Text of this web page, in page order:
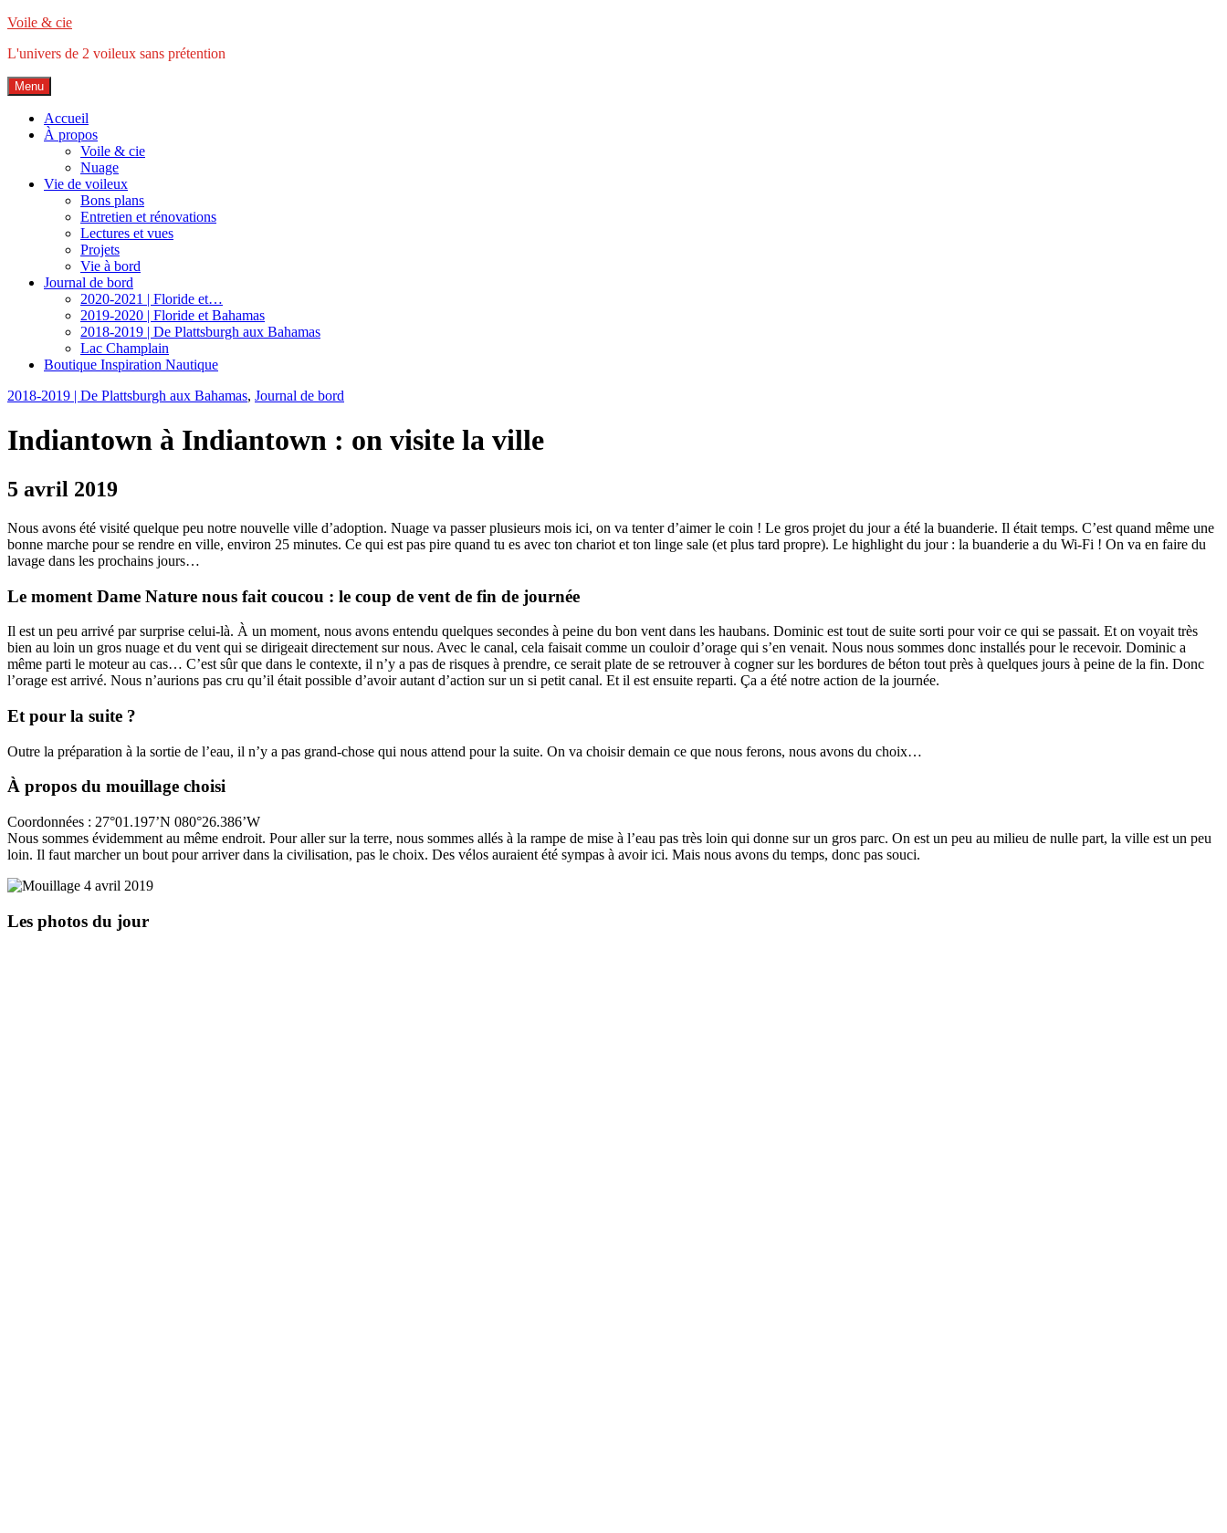
Accéder
contenu
Voile & cie
L'univers de 2 voileux sans prétention
Menu
Accueil
À propos
Voile & cie
Nuage
Vie de voileux
Bons plans
Entretien et rénovations
Lectures et vues
Projets
Vie à bord
Journal de bord
2020-2021 | Floride et…
2019-2020 | Floride et Bahamas
2018-2019 | De Plattsburgh aux Bahamas
Lac Champlain
Boutique Inspiration Nautique
2018-2019 | De Plattsburgh aux Bahamas, Journal de bord
Indiantown à Indiantown : on visite la ville
5 avril 2019
Nous avons été visité quelque peu notre nouvelle ville d’adoption. Nuage va passer plusieurs mois ici, on va tenter d’aimer le coin ! Le gros projet du jour a été la buanderie. Il était temps. C’est quand même une
bonne marche pour se rendre en ville, environ 25 minutes. Ce qui est pas pire quand tu es avec ton chariot et ton linge sale (et plus tard propre). Le highlight du jour : la buanderie a du Wi-Fi ! On va en faire du
lavage dans les prochains jours…
Le moment Dame Nature nous fait coucou : le coup de vent de fin de journée
Il est un peu arrivé par surprise celui-là. À un moment, nous avons entendu quelques secondes à peine du bon vent dans les haubans. Dominic est tout de suite sorti pour voir ce qui se passait. Et on voyait très
bien au loin un gros nuage et du vent qui se dirigeait directement sur nous. Avec le canal, cela faisait comme un couloir d’orage qui s’en venait. Nous nous sommes donc installés pour le recevoir. Dominic a
même parti le moteur au cas… C’est sûr que dans le contexte, il n’y a pas de risques à prendre, ce serait plate de se retrouver à cogner sur les bordures de béton tout près à quelques jours à peine de la fin. Donc
l’orage est arrivé. Nous n’aurions pas cru qu’il était possible d’avoir autant d’action sur un si petit canal. Et il est ensuite reparti. Ça a été notre action de la journée.
Et pour la suite ?
Outre la préparation à la sortie de l’eau, il n’y a pas grand-chose qui nous attend pour la suite. On va choisir demain ce que nous ferons, nous avons du choix…
À propos du mouillage choisi
Coordonnées : 27°01.197’N 080°26.386’W
Nous sommes évidemment au même endroit. Pour aller sur la terre, nous sommes allés à la rampe de mise à l’eau pas très loin qui donne sur un gros parc. On est un peu au milieu de nulle part, la ville est un peu
loin. Il faut marcher un bout pour arriver dans la civilisation, pas le choix. Des vélos auraient été sympas à avoir ici. Mais nous avons du temps, donc pas souci.
Les photos du jour